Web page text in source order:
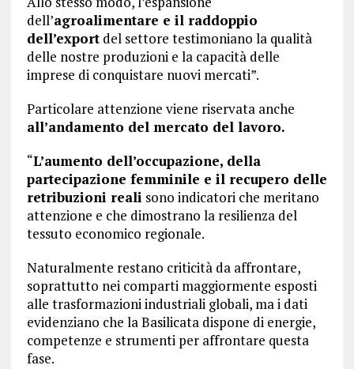
dell’agroalimentare e il raddoppio
dell’exportdel settore testimoniano la qualità
delle nostre produzioni e la capacità delle
imprese di conquistare nuovi mercati”.
Particolare attenzione viene riservata anche
all’andamento del mercato del lavoro.
“L’aumento dell’occupazione, della
partecipazione femminile e il recupero delle
retribuzioni reali sono indicatori che meritano
attenzione e che dimostrano la resilienza del
tessuto economico regionale.
Naturalmente restano criticità da affrontare,
soprattutto nei comparti maggiormente esposti
alle trasformazioni industriali globali, ma i dati
evidenziano che la Basilicata dispone di energie,
competenze e strumenti per affrontare questa
fase.